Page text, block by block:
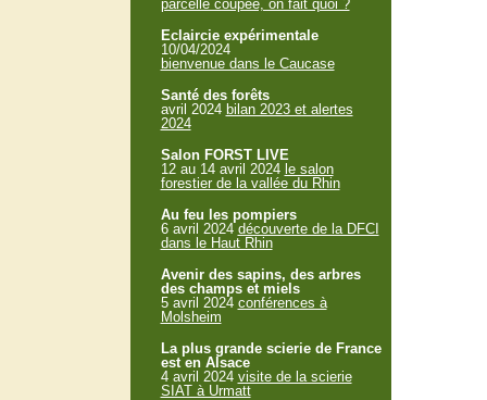
parcelle coupée, on fait quoi ?
Eclaircie expérimentale
10/04/2024
bienvenue dans le Caucase
Santé des forêts
avril 2024 bilan 2023 et alertes
2024
Salon FORST LIVE
12 au 14 avril 2024 le salon
forestier de la vallée du Rhin
Au feu les pompiers
6 avril 2024 découverte de la DFCI
dans le Haut Rhin
Avenir des sapins, des arbres
des champs et miels
5 avril 2024 conférences à
Molsheim
La plus grande scierie de France
est en Alsace
4 avril 2024 visite de la scierie
SIAT à Urmatt